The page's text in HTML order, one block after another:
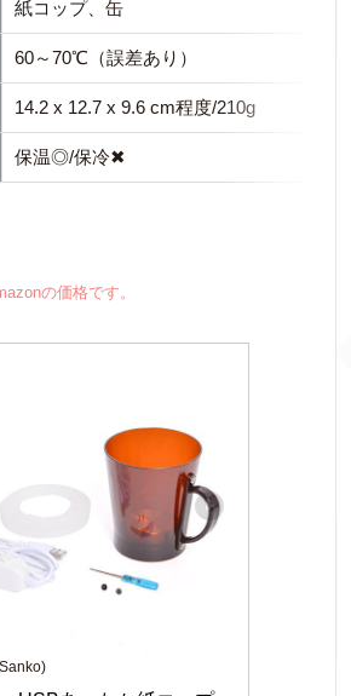
紙コップ、缶
60～70℃（誤差あり）
14.2 x 12.7 x 9.6 cm程度/210g
保温◎/保冷✖
の価格です。